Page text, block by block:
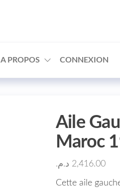
A PROPOS CONNEXION
Aile
Maroc
2,416.00 د.م.
Cette aile